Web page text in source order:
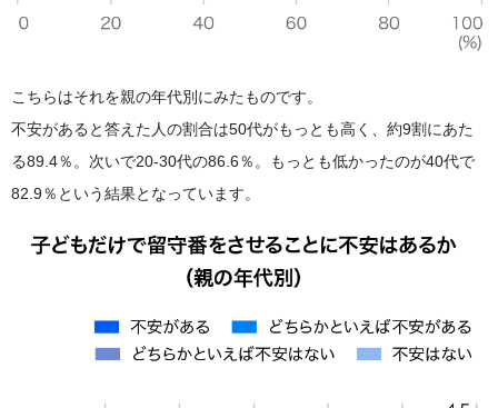
こちらはそれを親の年代別にみたものです。
不安があると答えた人の割合は50代がもっとも高く、約9割にあた
る89.4％。次いで20-30代の86.6％。もっとも低かったのが40代で
82.9％という結果となっています。